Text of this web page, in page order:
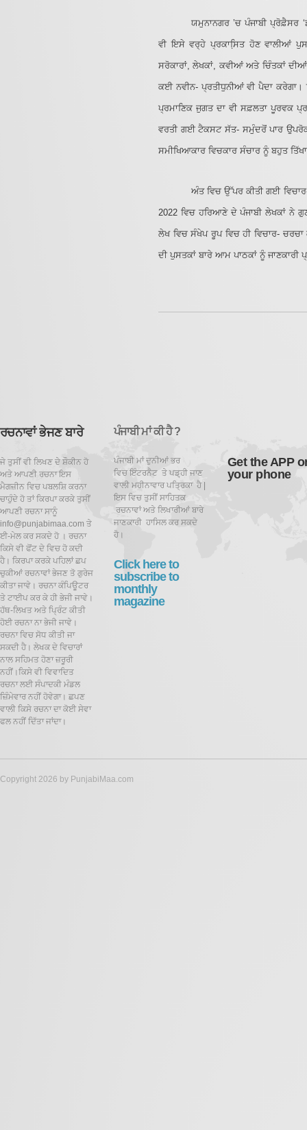
ਯਮੁਨਾਨਗਰ ’ਚ ਪੰਜਾਬੀ ਪ੍ਰੋਫ਼ੈਸਰ
ਵੀ ਇਸੇ ਵਰ੍ਹੇ ਪ੍ਰਕਾਸਿ਼ਤ ਹੋਣ ਵਾਲੀਆਂ
ਸਰੋਕਾਰਾਂ, ਲੇਖਕਾਂ, ਕਵੀਆਂ ਅਤੇ ਚਿੰਤਕਾਂ
ਕਈ ਨਵੀਨ- ਪ੍ਰਤੀਧੁਨੀਆਂ ਵੀ ਪੈਦਾ
ਪ੍ਰਮਾਣਿਕ ਜੁਗਤ ਦਾ ਵੀ ਸਫ਼ਲਤਾ ਪੂਰਵਕ
ਵਰਤੀ ਗਈ ਟੈਕਸਟ ਸੱਤ- ਸਮੁੰਦਰੋਂ ਪਾਰ
ਸਮੀਖਿਆਕਾਰ ਵਿਚਕਾਰ ਸੰਚਾਰ ਨੂੰ ਬਹੁਤ
ਅੰਤ ਵਿਚ ਉੱਪਰ ਕੀਤੀ ਗਈ
2022 ਵਿਚ ਹਰਿਆਣੇ ਦੇ ਪੰਜਾਬੀ ਲੇਖਕਾਂ ਨੇ
ਲੇਖ ਵਿਚ ਸੰਖੇਪ ਰੂਪ ਵਿਚ ਹੀ ਵਿਚਾਰ-
ਦੀ ਪੁਸਤਕਾਂ ਬਾਰੇ ਆਮ ਪਾਠਕਾਂ ਨੂੰ ਜਾਣਕਾਰੀ
ਰਚਨਾਵਾਂ ਭੇਜਣ ਬਾਰੇ
ਜੇ ਤੁਸੀਂ ਵੀ ਲਿਖਣ ਦੇ ਸ਼ੌਕੀਨ ਹੋ
ਅਤੇ ਆਪਣੀ ਰਚਨਾ ਇਸ
ਮੈਗਜ਼ੀਨ ਵਿਚ ਪਬਲਸ਼ਿ ਕਰਨਾ
ਚਾਹੁੰਦੇ ਹੋ ਤਾਂ ਕਿਰਪਾ ਕਰਕੇ ਤੁਸੀਂ
ਆਪਣੀ ਰਚਨਾ ਸਾਨੂੰ
info@punjabimaa.com ਤੇ
ਈ-ਮੇਲ ਕਰ ਸਕਦੇ ਹੋ । ਰਚਨਾ
ਕਿਸੇ ਵੀ ਫੋਂਟ ਦੇ ਵਿਚ ਹੋ ਕਦੀ
ਹੈ। ਕਿਰਪਾ ਕਰਕੇ ਪਹਿਲਾਂ ਛਪ
ਚੁਕੀਆਂ ਰਚਨਾਵਾਂ ਭੇਜਣ ਤੋ ਗੁਰੇਜ
ਕੀਤਾ ਜਾਵੇ। ਰਚਨਾ ਕੰਪਿਊਟਰ
ਤੇ ਟਾਈਪ ਕਰ ਕੇ ਹੀ ਭੇਜੀ ਜਾਵੇ।
ਹੱਥ-ਲਿਖਤ ਅਤੇ ਪ੍ਰਿੰਟ ਕੀਤੀ
ਹੋਈ ਰਚਨਾ ਨਾ ਭੇਜੀ ਜਾਵੇ।
ਰਚਨਾ ਵਿਚ ਸੋਧ ਕੀਤੀ ਜਾ
ਸਕਦੀ ਹੈ। ਲੇਖਕ ਦੇ ਵਿਚਾਰਾਂ
ਨਾਲ ਸਹਿਮਤ ਹੋਣਾ ਜ਼ਰੂਰੀ
ਨਹੀਂ।ਕਿਸੇ ਵੀ ਵਿਵਾਦਿਤ
ਰਚਨਾ ਲਈ ਸੰਪਾਦਕੀ ਮੰਡਲ
ਜ਼ਿੰਮੇਵਾਰ ਨਹੀਂ ਹੋਵੇਗਾ। ਛਪਣ
ਵਾਲੀ ਕਿਸੇ ਰਚਨਾ ਦਾ ਕੋਈ ਸੇਵਾ
ਫਲ ਨਹੀਂ ਦਿੱਤਾ ਜਾਂਦਾ।
ਪੰਜਾਬੀ ਮਾਂ ਕੀ ਹੈ ?
ਪੰਜਾਬੀ ਮਾਂ ਦੁਨੀਆਂ ਭਰ
ਵਿਚ ਇੰਟਰਨੈਟ ਤੇ ਪਡ਼੍ਹੀ ਜਾਣ
ਵਾਲੀ ਮਹੀਨਾਵਾਰ ਪਤ੍ਰਿਕਾ ਹੈ |
ਇਸ ਵਿਚ ਤੁਸੀਂ ਸਾਹਿਤਕ
ਰਚਨਾਵਾਂ ਅਤੇ ਲਿਖਾਰੀਆਂ ਬਾਰੇ
ਜਾਣਕਾਰੀ ਹਾਸਿਲ ਕਰ ਸਕਦੇ
ਹੋ।
Click here to
subscribe to
monthly
magazine
Get the APP
your phone
Copyright 2026 by PunjabiMaa.com